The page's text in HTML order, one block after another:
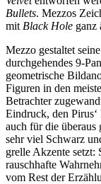
Bullets. Mezzos
mit Black Hole ganz
Mezzo gestaltet
durchgehendes 9-
geometrische
Figuren in den
Betrachter
Eindruck, den
auch für die
sehr viel Schwarz
grelle Akzente setzt:
rauschhafte
vom Rest der